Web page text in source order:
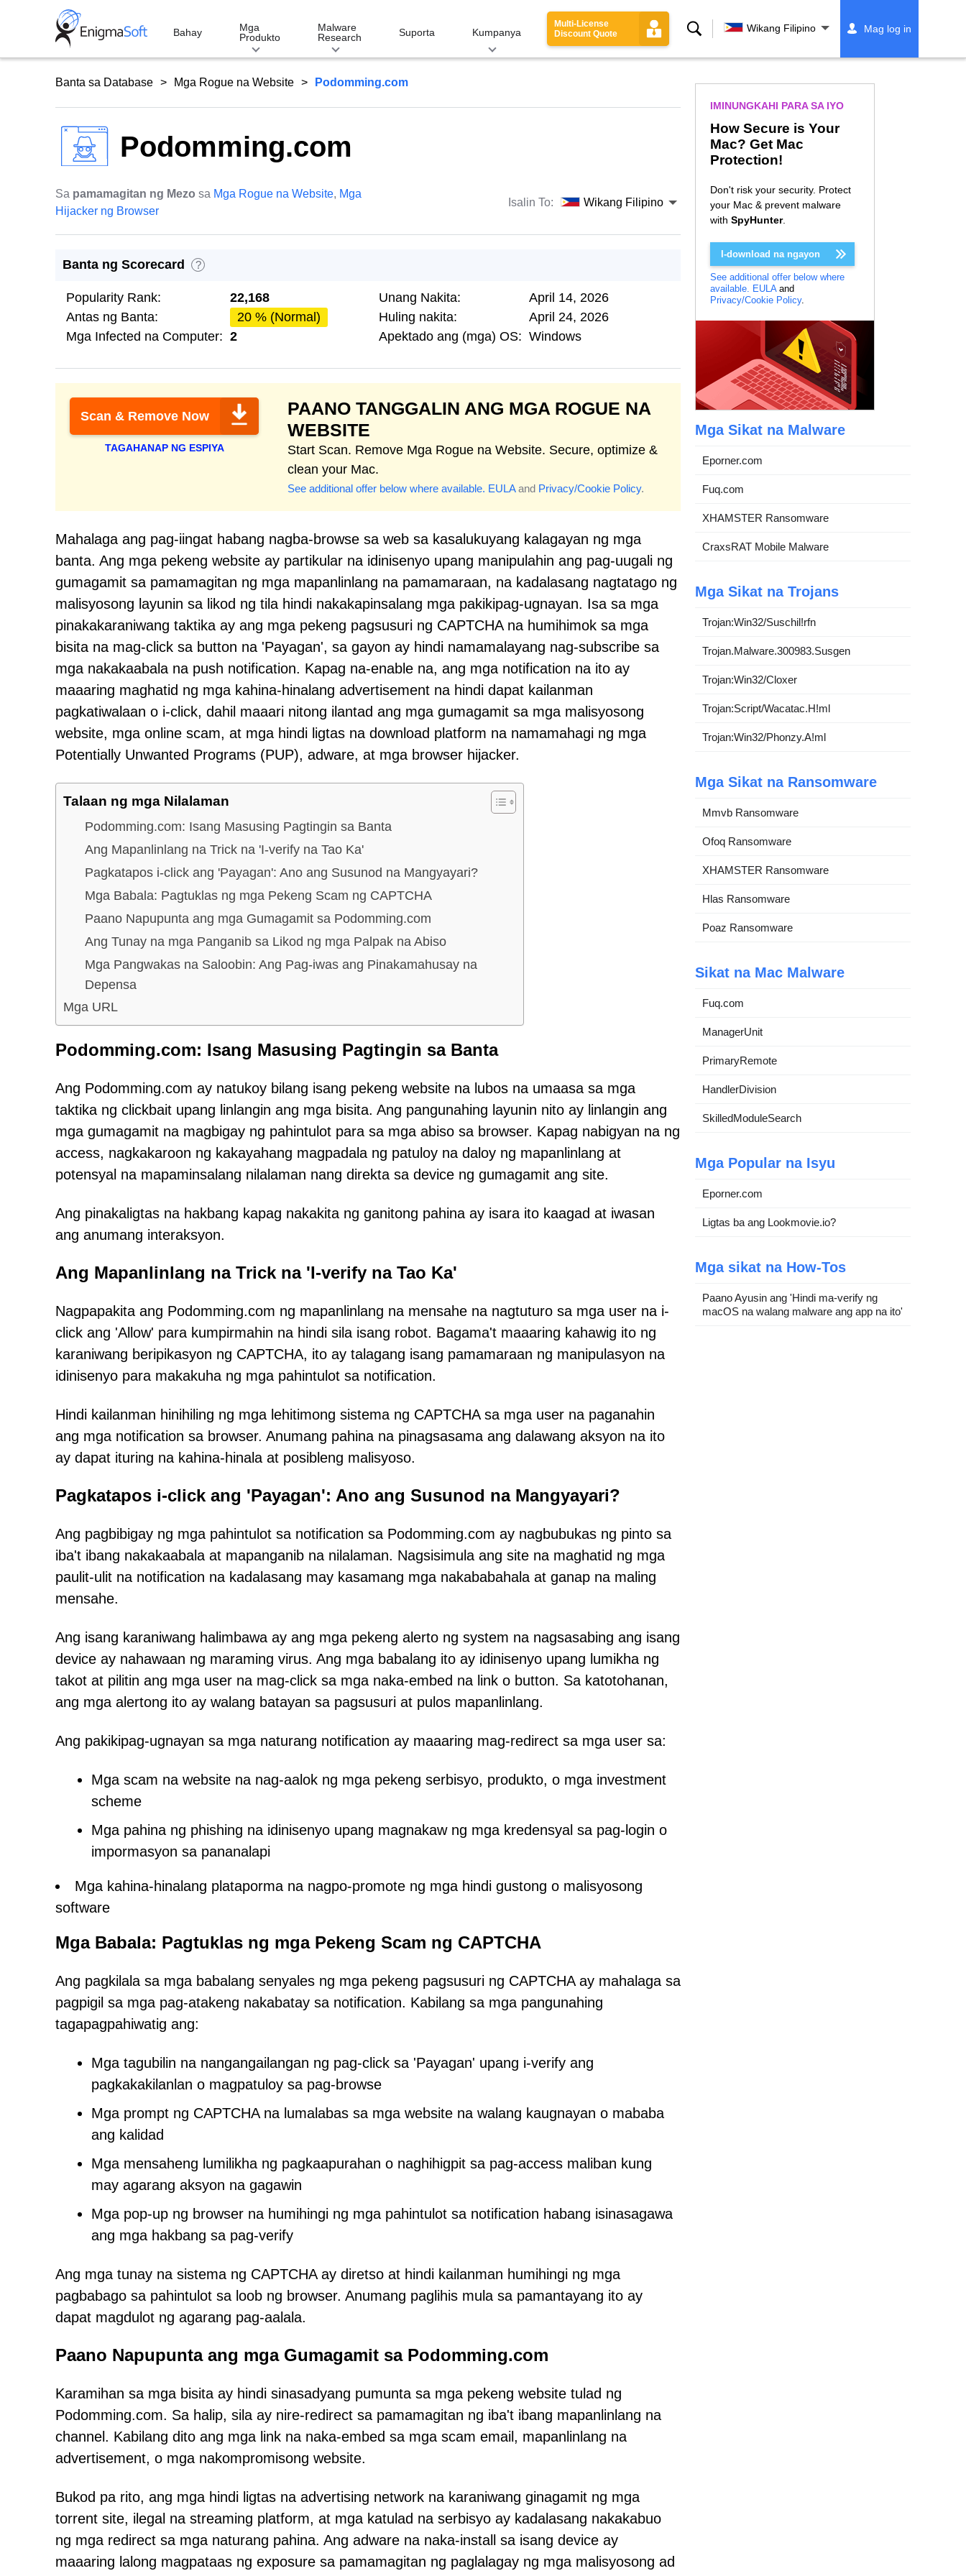
Bahay
Mga
Produkto
Malware
Research
Suporta Kumpanya
Multi-License
Discount Quote
PaghahanapWikang Filipino Mag log in
Banta sa Database Mga Rogue na Website Podomming.com
Podomming.com
Sa pamamagitan ng Mezo sa Mga Rogue na Website, Mga
Hijacker ng Browser
Isalin To: Wikang Filipino
Banta ng Scorecard ?
Popularity Rank:
22,168
Antas ng Banta:
20 % (Normal)
Mga Infected na Computer: 2
Unang Nakita:
April 14, 2026
Huling nakita:
April 24, 2026
Apektado ang (mga) OS: Windows
Scan & Remove Now
TAGAHANAP NG ESPIYA
PAANO TANGGALIN ANG MGA ROGUE NA
WEBSITE
Start Scan. Remove Mga Rogue na Website. Secure, optimize &
clean your Mac.
See additional offer below where available. EULAand Privacy/Cookie Policy.
Mahalaga ang pag-iingat habang nagba-browse sa web sa kasalukuyang kalagayan ng mga
banta. Ang mga pekeng website ay partikular na idinisenyo upang manipulahin ang pag-uugali ng
gumagamit sa pamamagitan ng mga mapanlinlang na pamamaraan, na kadalasang nagtatago ng
malisyosong layunin sa likod ng tila hindi nakakapinsalang mga pakikipag-ugnayan. Isa sa mga
pinakakaraniwang taktika ay ang mga pekeng pagsusuri ng CAPTCHA na humihimok sa mga
bisita na mag-click sa button na 'Payagan', sa gayon ay hindi namamalayang nag-subscribe sa
mga nakakaabala na push notification. Kapag na-enable na, ang mga notification na ito ay
maaaring maghatid ng mga kahina-hinalang advertisement na hindi dapat kailanman
pagkatiwalaan o i-click, dahil maaari nitong ilantad ang mga gumagamit sa mga malisyosong
website, mga online scam, at mga hindi ligtas na download platform na namamahagi ng mga
Potentially Unwanted Programs (PUP), adware, at mga browser hijacker.
Talaan ng mga Nilalaman
Podomming.com: Isang Masusing Pagtingin sa Banta
Ang Mapanlinlang na Trick na 'I-verify na Tao Ka'
Pagkatapos i-click ang 'Payagan': Ano ang Susunod na Mangyayari?
Mga Babala: Pagtuklas ng mga Pekeng Scam ng CAPTCHA
Paano Napupunta ang mga Gumagamit sa Podomming.com
Ang Tunay na mga Panganib sa Likod ng mga Palpak na Abiso
Mga Pangwakas na Saloobin: Ang Pag-iwas ang Pinakamahusay na
Depensa
Mga URL
Podomming.com: Isang Masusing Pagtingin sa Banta
Ang Podomming.com ay natukoy bilang isang pekeng website na lubos na umaasa sa mga
taktika ng clickbait upang linlangin ang mga bisita. Ang pangunahing layunin nito ay linlangin ang
mga gumagamit na magbigay ng pahintulot para sa mga abiso sa browser. Kapag nabigyan na ng
access, nagkakaroon ng kakayahang magpadala ng patuloy na daloy ng mapanlinlang at
potensyal na mapaminsalang nilalaman nang direkta sa device ng gumagamit ang site.
Ang pinakaligtas na hakbang kapag nakakita ng ganitong pahina ay isara ito kaagad at iwasan
ang anumang interaksyon.
Ang Mapanlinlang na Trick na 'I-verify na Tao Ka'
Nagpapakita ang Podomming.com ng mapanlinlang na mensahe na nagtuturo sa mga user na i-
click ang 'Allow' para kumpirmahin na hindi sila isang robot. Bagama't maaaring kahawig ito ng
karaniwang beripikasyon ng CAPTCHA, ito ay talagang isang pamamaraan ng manipulasyon na
idinisenyo para makakuha ng mga pahintulot sa notification.
Hindi kailanman hinihiling ng mga lehitimong sistema ng CAPTCHA sa mga user na paganahin
ang mga notification sa browser. Anumang pahina na pinagsasama ang dalawang aksyon na ito
ay dapat ituring na kahina-hinala at posibleng malisyoso.
Pagkatapos i-click ang 'Payagan': Ano ang Susunod na Mangyayari?
Ang pagbibigay ng mga pahintulot sa notification sa Podomming.com ay nagbubukas ng pinto sa
iba't ibang nakakaabala at mapanganib na nilalaman. Nagsisimula ang site na maghatid ng mga
paulit-ulit na notification na kadalasang may kasamang mga nakababahala at ganap na maling
mensahe.
Ang isang karaniwang halimbawa ay ang mga pekeng alerto ng system na nagsasabing ang isang
device ay nahawaan ng maraming virus. Ang mga babalang ito ay idinisenyo upang lumikha ng
takot at pilitin ang mga user na mag-click sa mga naka-embed na link o button. Sa katotohanan,
ang mga alertong ito ay walang batayan sa pagsusuri at pulos mapanlinlang.
Ang pakikipag-ugnayan sa mga naturang notification ay maaaring mag-redirect sa mga user sa:
Mga scam na website na nag-aalok ng mga pekeng serbisyo, produkto, o mga investment
scheme
Mga pahina ng phishing na idinisenyo upang magnakaw ng mga kredensyal sa pag-login o
impormasyon sa pananalapi
Mga kahina-hinalang plataporma na nagpo-promote ng mga hindi gustong o malisyosong
software
Mga Babala: Pagtuklas ng mga Pekeng Scam ng CAPTCHA
Ang pagkilala sa mga babalang senyales ng mga pekeng pagsusuri ng CAPTCHA ay mahalaga sa
pagpigil sa mga pag-atakeng nakabatay sa notification. Kabilang sa mga pangunahing
tagapagpahiwatig ang:
Mga tagubilin na nangangailangan ng pag-click sa 'Payagan' upang i-verify ang
pagkakakilanlan o magpatuloy sa pag-browse
Mga prompt ng CAPTCHA na lumalabas sa mga website na walang kaugnayan o mababa
ang kalidad
Mga mensaheng lumilikha ng pagkaapurahan o naghihigpit sa pag-access maliban kung
may agarang aksyon na gagawin
Mga pop-up ng browser na humihingi ng mga pahintulot sa notification habang isinasagawa
ang mga hakbang sa pag-verify
Ang mga tunay na sistema ng CAPTCHA ay diretso at hindi kailanman humihingi ng mga
pagbabago sa pahintulot sa loob ng browser. Anumang paglihis mula sa pamantayang ito ay
dapat magdulot ng agarang pag-aalala.
Paano Napupunta ang mga Gumagamit sa Podomming.com
Karamihan sa mga bisita ay hindi sinasadyang pumunta sa mga pekeng website tulad ng
Podomming.com. Sa halip, sila ay nire-redirect sa pamamagitan ng iba't ibang mapanlinlang na
channel. Kabilang dito ang mga link na naka-embed sa mga scam email, mapanlinlang na
advertisement, o mga nakompromisong website.
Bukod pa rito, ang mga hindi ligtas na advertising network na karaniwang ginagamit ng mga
torrent site, ilegal na streaming platform, at mga katulad na serbisyo ay kadalasang nakakabuo
ng mga redirect sa mga naturang pahina. Ang adware na naka-install sa isang device ay
maaaring lalong magpataas ng exposure sa pamamagitan ng paglalagay ng mga malisyosong ad
IMINUNGKAHI PARA SA IYO
How Secure is Your
Mac? Get Mac
Protection!
Don't risk your security. Protect
your Mac & prevent malware
with SpyHunter.
I-download na ngayon
See additional offer below where
available. EULAand
Privacy/Cookie Policy.
Mga Sikat na Malware
Eporner.com
Fuq.com
XHAMSTER Ransomware
CraxsRAT Mobile Malware
Mga Sikat na Trojans
Trojan:Win32/Suschil!rfn
Trojan.Malware.300983.Susgen
Trojan:Win32/Cloxer
Trojan:Script/Wacatac.H!ml
Trojan:Win32/Phonzy.A!ml
Mga Sikat na Ransomware
Mmvb Ransomware
Ofoq Ransomware
XHAMSTER Ransomware
Hlas Ransomware
Poaz Ransomware
Sikat na Mac Malware
Fuq.com
ManagerUnit
PrimaryRemote
HandlerDivision
SkilledModuleSearch
Mga Popular na Isyu
Eporner.com
Ligtas ba ang Lookmovie.io?
Mga sikat na How-Tos
Paano Ayusin ang 'Hindi ma-verify ng
macOS na walang malware ang app na ito'